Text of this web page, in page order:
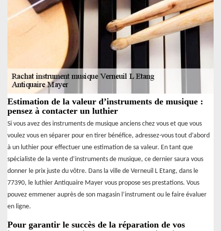
Estimation de la valeur d’instruments de musique :
pensez à contacter un luthier
Si vous avez des instruments de musique anciens chez vous et que vous
voulez vous en séparer pour en tirer bénéfice, adressez-vous tout d’abord
à un luthier pour effectuer une estimation de sa valeur. En tant que
spécialiste de la vente d’instruments de musique, ce dernier saura vous
donner le prix juste du vôtre. Dans la ville de Verneuil L Etang, dans le
77390, le luthier Antiquaire Mayer vous propose ses prestations. Vous
pouvez emmener auprès de son magasin l’instrument ou le faire évaluer
en ligne.
Pour garantir le succès de la réparation de vos